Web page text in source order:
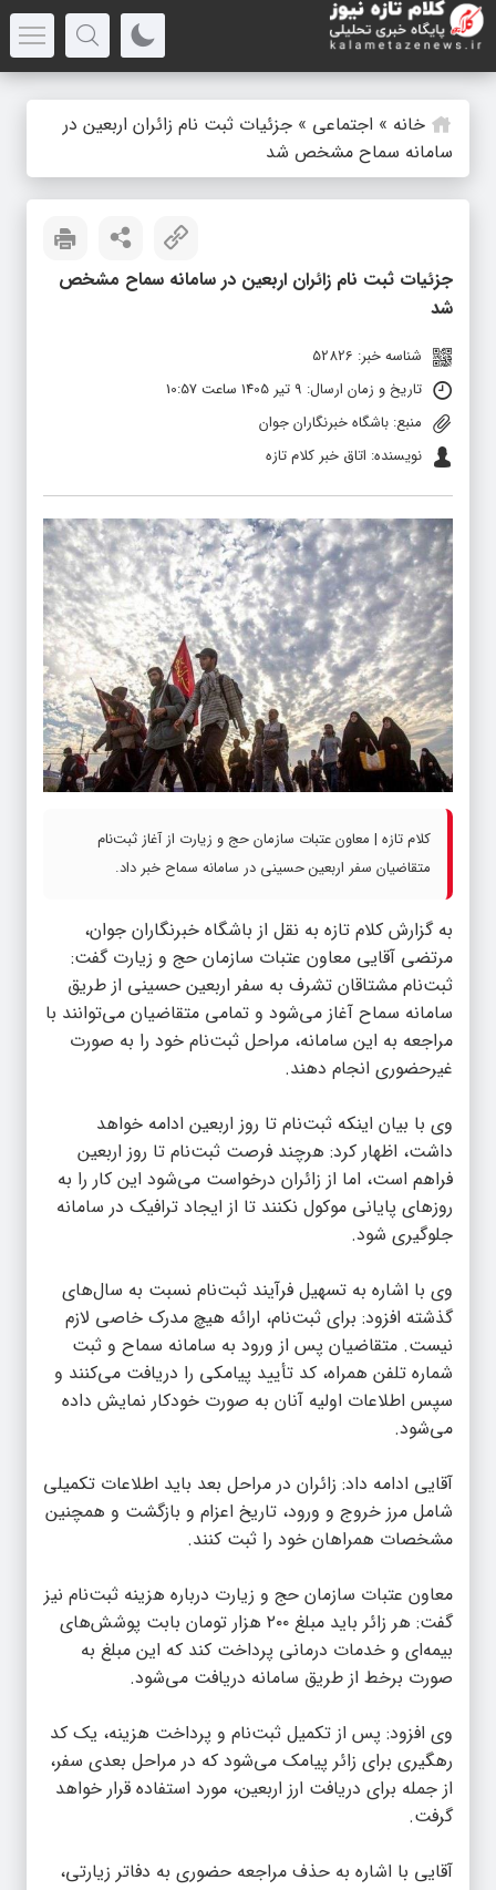
خانه » اجتماعی » جزئیات ثبت نام زائران اربعین در
سامانه سماح مشخص شد
جزئیات ثبت نام زائران اربعین در سامانه سماح مشخص
شد
شناسه خبر: 52826
تاریخ و زمان ارسال: 9 تیر 1405 ساعت 10:57
منبع: باشگاه خبرنگاران جوان
نویسنده: اتاق خبر کلام تازه
کلام تازه | معاون عتبات سازمان حج و زیارت از آغاز ثبت‌نام
متقاضیان سفر اربعین حسینی در سامانه سماح خبر داد.
به گزارش کلام تازه به نقل از باشگاه خبرنگاران جوان،
مرتضی آقایی معاون عتبات سازمان حج و زیارت گفت:
ثبت‌نام مشتاقان تشرف به سفر اربعین حسینی از طریق
سامانه سماح آغاز می‌شود و تمامی متقاضیان می‌توانند با
مراجعه به این سامانه، مراحل ثبت‌نام خود را به صورت
غیرحضوری انجام دهند.
وی با بیان اینکه ثبت‌نام تا روز اربعین ادامه خواهد
داشت، اظهار کرد: هرچند فرصت ثبت‌نام تا روز اربعین
فراهم است، اما از زائران درخواست می‌شود این کار را به
روزهای پایانی موکول نکنند تا از ایجاد ترافیک در سامانه
جلوگیری شود.
وی با اشاره به تسهیل فرآیند ثبت‌نام نسبت به سال‌های
گذشته افزود: برای ثبت‌نام، ارائه هیچ مدرک خاصی لازم
نیست. متقاضیان پس از ورود به سامانه سماح و ثبت
شماره تلفن همراه، کد تأیید پیامکی را دریافت می‌کنند و
سپس اطلاعات اولیه آنان به صورت خودکار نمایش داده
می‌شود.
آقایی ادامه داد: زائران در مراحل بعد باید اطلاعات تکمیلی
شامل مرز خروج و ورود، تاریخ اعزام و بازگشت و همچنین
مشخصات همراهان خود را ثبت کنند.
معاون عتبات سازمان حج و زیارت درباره هزینه ثبت‌نام نیز
گفت: هر زائر باید مبلغ ۲۰۰ هزار تومان بابت پوشش‌های
بیمه‌ای و خدمات درمانی پرداخت کند که این مبلغ به
صورت برخط از طریق سامانه دریافت می‌شود.
وی افزود: پس از تکمیل ثبت‌نام و پرداخت هزینه، یک کد
رهگیری برای زائر پیامک می‌شود که در مراحل بعدی سفر،
از جمله برای دریافت ارز اربعین، مورد استفاده قرار خواهد
گرفت.
آقایی با اشاره به حذف مراجعه حضوری به دفاتر زیارتی،